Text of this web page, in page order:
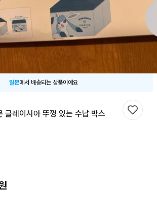
일본에서 배송되는 상품이에요
글레이시아 뚜껑 있는 수납 박스
찜하기